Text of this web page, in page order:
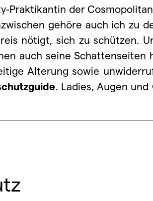
Praktikantin der
gehöre auch ich zu
nötigt, sich zu schützen.
auch seine Schattenseiten
Alterung sowie
. Ladies, Augen